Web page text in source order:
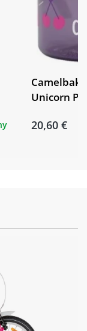
Camelbak
Unicorn
20,60 €